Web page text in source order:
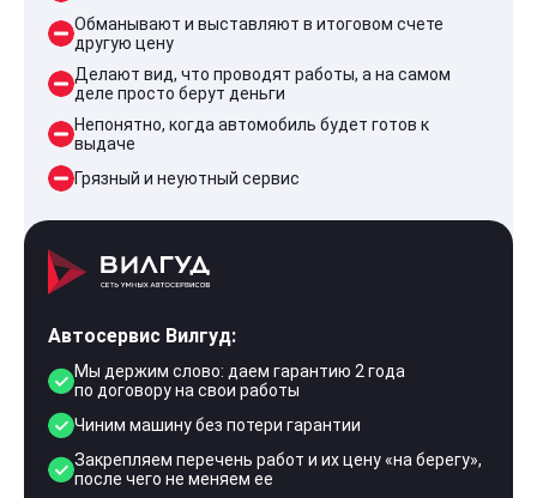
Обманывают и выставляют в итоговом счете
другую цену
Делают вид, что проводят работы, а на самом
деле просто берут деньги
Непонятно, когда автомобиль будет готов к
выдаче
Грязный и неуютный сервис
Автосервис Вилгуд:
Мы держим слово: даем гарантию 2 года
по договору на свои работы
Чиним машину без потери гарантии
Закрепляем перечень работ и их цену «на берегу»,
после чего не меняем ее